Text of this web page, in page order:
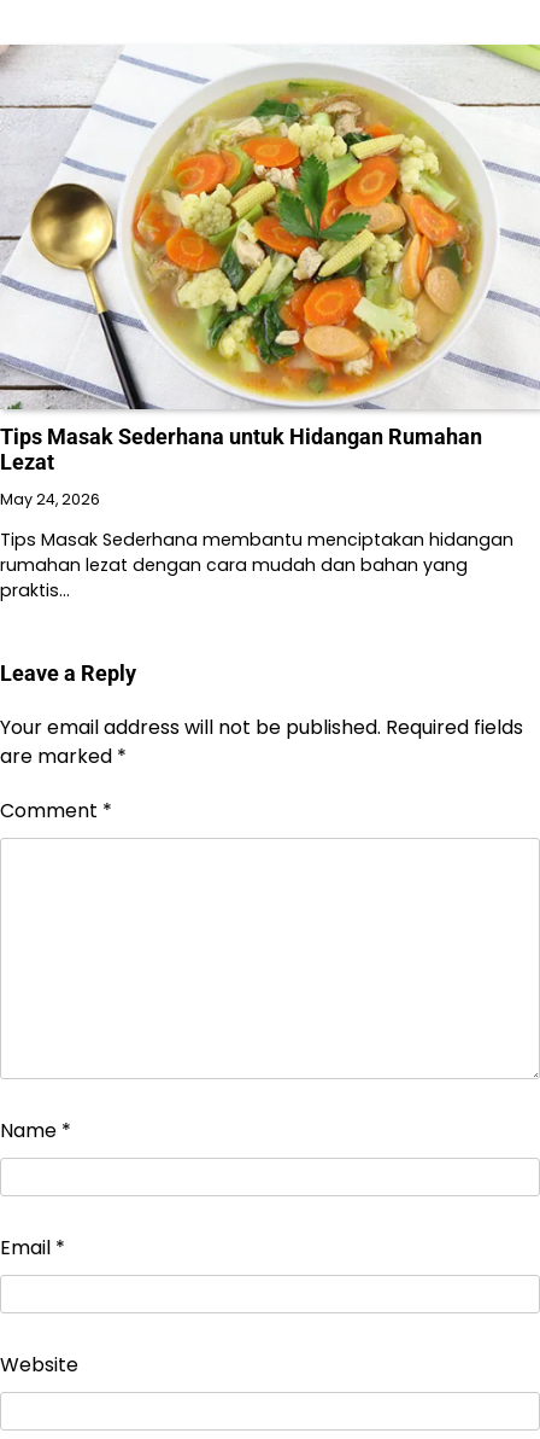
Tips Masak Sederhana untuk Hidangan Rumahan
Lezat
May 24, 2026
Tips Masak Sederhana membantu menciptakan hidangan
rumahan lezat dengan cara mudah dan bahan yang
praktis…
Leave a Reply
Your email address will not be published. Required fields
are marked *
Comment *
Name *
Email *
Website